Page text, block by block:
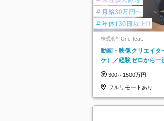
株式会社One feat.
動画・映像クリエイタ
ケ）／経験ゼロから一
日以上
300～1500万円
フルリモートあり